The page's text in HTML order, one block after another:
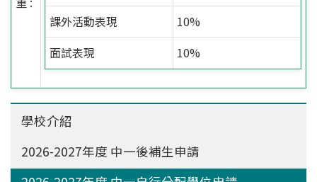
課外活動表現
10%
面試表現
10%
Main
學校介紹
2026-2027年度 中一後補生申請